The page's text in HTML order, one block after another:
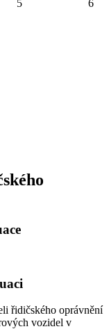
5 6
řidičského oprávnění
vozidel v